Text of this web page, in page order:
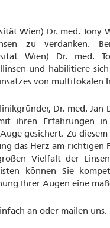
Wien) Dr. med. Tony
zu verdanken.
Wien) Dr. med.
und habilitiere
von
Dr. med.
ihren Erfahrungen
gesichert. Zu
das Herz am
Vielfalt der
können Sie
Ihrer Augen eine
an oder mailen uns.